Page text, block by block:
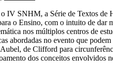
IV SNHM, a Série de Textos de
o Ensino, com o intuito de dar
nos múltiplos centros de
abordadas no evento que
de Clifford para
dos conceitos envolvidos